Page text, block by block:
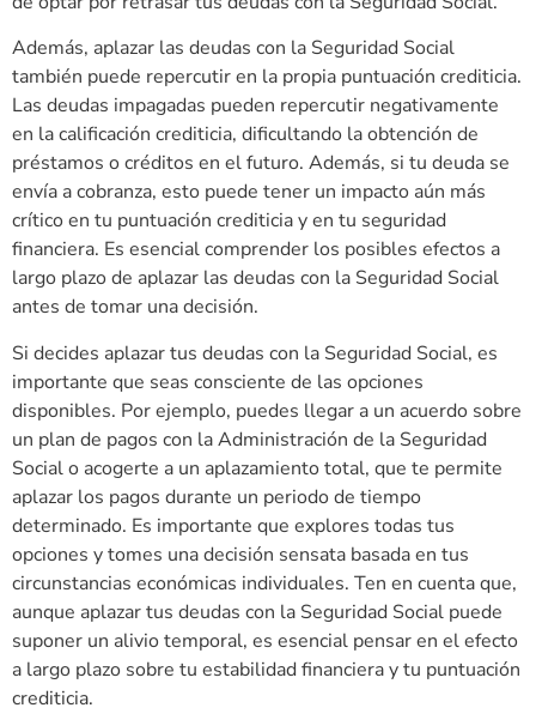
Además, aplazar las deudas con la Seguridad Social
también puede repercutir en la propia puntuación crediticia.
Las deudas impagadas pueden repercutir negativamente
en la calificación crediticia, dificultando la obtención de
préstamos o créditos en el futuro. Además, si tu deuda se
envía a cobranza, esto puede tener un impacto aún más
crítico en tu puntuación crediticia y en tu seguridad
financiera. Es esencial comprender los posibles efectos a
largo plazo de aplazar las deudas con la Seguridad Social
antes de tomar una decisión.
Si decides aplazar tus deudas con la Seguridad Social, es
importante que seas consciente de las opciones
disponibles. Por ejemplo, puedes llegar a un acuerdo sobre
un plan de pagos con la Administración de la Seguridad
Social o acogerte a un aplazamiento total, que te permite
aplazar los pagos durante un periodo de tiempo
determinado. Es importante que explores todas tus
opciones y tomes una decisión sensata basada en tus
circunstancias económicas individuales. Ten en cuenta que,
aunque aplazar tus deudas con la Seguridad Social puede
suponer un alivio temporal, es esencial pensar en el efecto
a largo plazo sobre tu estabilidad financiera y tu puntuación
crediticia.